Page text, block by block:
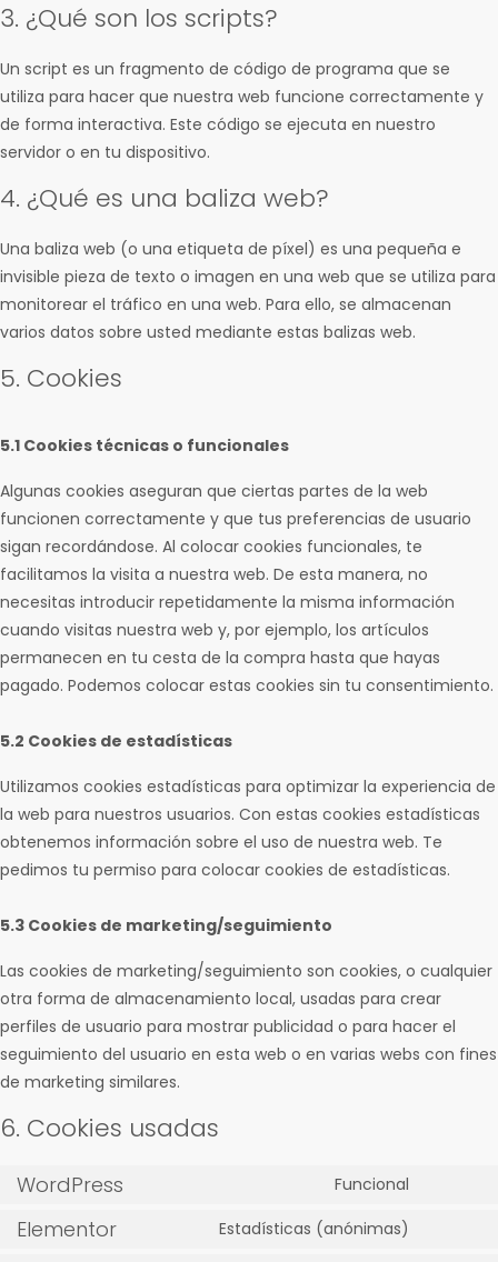
3. ¿Qué son los scripts?
Un script es un fragmento de código de programa que se
utiliza para hacer que nuestra web funcione correctamente y
de forma interactiva. Este código se ejecuta en nuestro
servidor o en tu dispositivo.
4. ¿Qué es una baliza web?
Una baliza web (o una etiqueta de píxel) es una pequeña e
invisible pieza de texto o imagen en una web que se utiliza para
monitorear el tráfico en una web. Para ello, se almacenan
varios datos sobre usted mediante estas balizas web.
5. Cookies
5.1 Cookies técnicas o funcionales
Algunas cookies aseguran que ciertas partes de la web
funcionen correctamente y que tus preferencias de usuario
sigan recordándose. Al colocar cookies funcionales, te
facilitamos la visita a nuestra web. De esta manera, no
necesitas introducir repetidamente la misma información
cuando visitas nuestra web y, por ejemplo, los artículos
permanecen en tu cesta de la compra hasta que hayas
pagado. Podemos colocar estas cookies sin tu consentimiento.
5.2 Cookies de estadísticas
Utilizamos cookies estadísticas para optimizar la experiencia de
la web para nuestros usuarios. Con estas cookies estadísticas
obtenemos información sobre el uso de nuestra web. Te
pedimos tu permiso para colocar cookies de estadísticas.
5.3 Cookies de marketing/seguimiento
Las cookies de marketing/seguimiento son cookies, o cualquier
otra forma de almacenamiento local, usadas para crear
perfiles de usuario para mostrar publicidad o para hacer el
seguimiento del usuario en esta web o en varias webs con fines
de marketing similares.
6. Cookies usadas
WordPress Funcional
Elementor Estadísticas (anónimas)